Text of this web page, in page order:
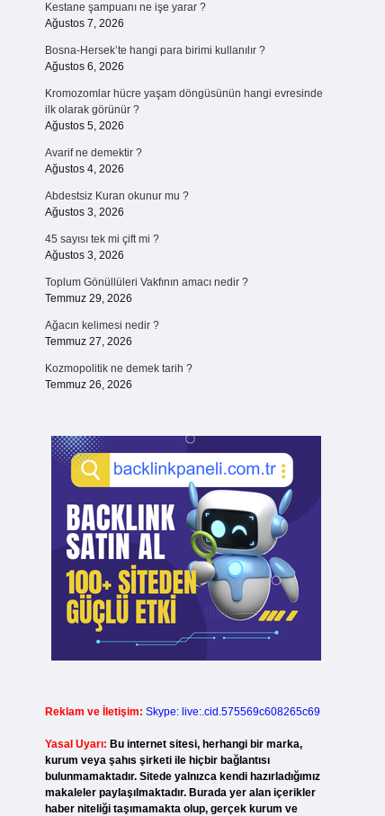
Kestane şampuanı ne işe yarar ?
Ağustos 7, 2026
Bosna-Hersek’te hangi para birimi kullanılır ?
Ağustos 6, 2026
Kromozomlar hücre yaşam döngüsünün hangi evresinde
ilk olarak görünür ?
Ağustos 5, 2026
Avarif ne demektir ?
Ağustos 4, 2026
Abdestsiz Kuran okunur mu ?
Ağustos 3, 2026
45 sayısı tek mi çift mi ?
Ağustos 3, 2026
Toplum Gönüllüleri Vakfının amacı nedir ?
Temmuz 29, 2026
Ağacın kelimesi nedir ?
Temmuz 27, 2026
Kozmopolitik ne demek tarih ?
Temmuz 26, 2026
Reklam ve İletişim: Skype: live:.cid.575569c608265c69
Yasal Uyarı: Bu internet sitesi, herhangi bir marka,
kurum veya şahıs şirketi ile hiçbir bağlantısı
bulunmamaktadır. Sitede yalnızca kendi hazırladığımız
makaleler paylaşılmaktadır. Burada yer alan içerikler
haber niteliği taşımamakta olup, gerçek kurum ve